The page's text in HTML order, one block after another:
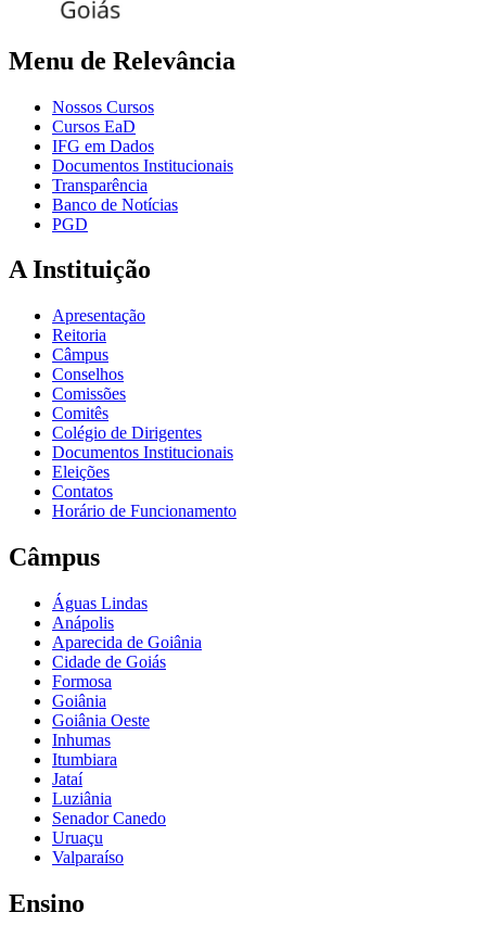
Menu de Relevância
Nossos Cursos
Cursos EaD
IFG em Dados
Documentos Institucionais
Transparência
Banco de Notícias
PGD
A Instituição
Apresentação
Reitoria
Câmpus
Conselhos
Comissões
Comitês
Colégio de Dirigentes
Documentos Institucionais
Eleições
Contatos
Horário de Funcionamento
Câmpus
Águas Lindas
Anápolis
Aparecida de Goiânia
Cidade de Goiás
Formosa
Goiânia
Goiânia Oeste
Inhumas
Itumbiara
Jataí
Luziânia
Senador Canedo
Uruaçu
Valparaíso
Ensino